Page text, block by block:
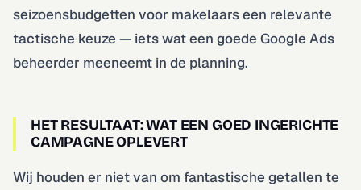
seizoensbudgetten voor makelaars een relevante
tactische keuze — iets wat een goede Google Ads
beheerder meeneemt in de planning.
HET RESULTAAT: WAT EEN GOED INGERICHTE
CAMPAGNE OPLEVERT
Wij houden er niet van om fantastische getallen te